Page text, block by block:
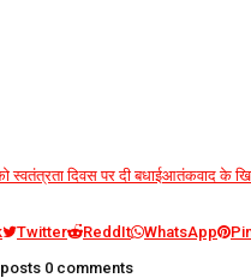
स्वतंत्रता दिवस पर दी बधाईआतंकवाद के
Twitter ReddIt WhatsApp
0 comments